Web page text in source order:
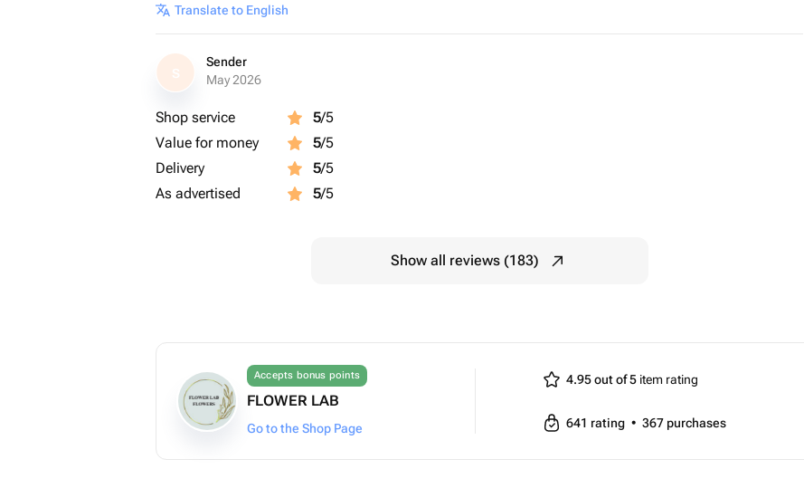
Translate to English
S
Sender
May 2026
Shop service 5/5
Value for money
5/5
Delivery
5/5
As advertised
5/5
Show all reviews (183)
Accepts bonus points
FLOWER LAB
Go to the Shop Page
4.95 out of 5 item rating
641 rating • 367 purchases